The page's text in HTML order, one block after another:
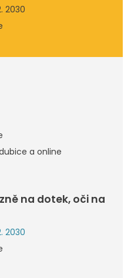
2030
a online
na dotek, oči na
2030